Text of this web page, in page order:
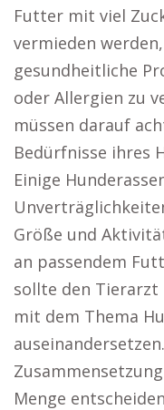
Futter mit viel
vermieden
gesundheitliche
oder Allergien zu
müssen darauf
Bedürfnisse ihres
Einige
Größe und
an passendem
sollte den
mit dem Thema
Menge